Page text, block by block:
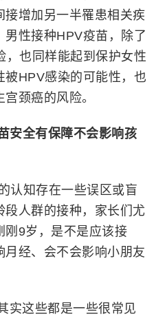
接增加另一半罹患相关疾
男性接种HPV疫苗，除了
，也同样能起到保护女性
被HPV感染的可能性，也
颈癌的风险。
安全有保障不会影响孩
认知存在一些误区或盲
段人群的接种，家长们尤
刚9岁，是不是应该接
经、会不会影响小朋友
实这些都是一些很常见